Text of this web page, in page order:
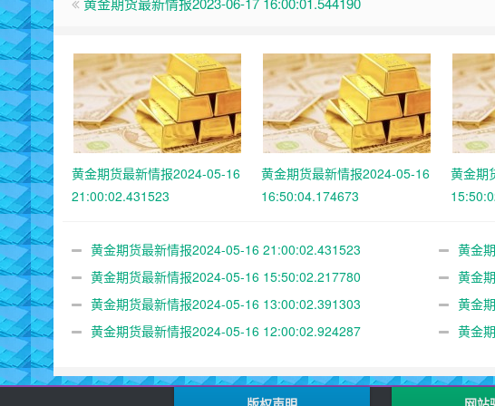
黄金期货最新情报2024-05-16
21:00:02.431523
黄金期货最新情报2024-05-16
16:50:04.174673
黄金期
黄金期货最新情报2024-05-16 21:00:02.431523
黄金
黄金期货最新情报2024-05-16 15:50:02.217780
黄金
黄金期货最新情报2024-05-16 13:00:02.391303
黄金
黄金期货最新情报2024-05-16 12:00:02.924287
黄金